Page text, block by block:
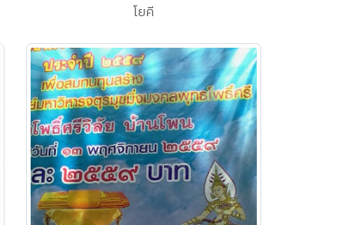
โยคี